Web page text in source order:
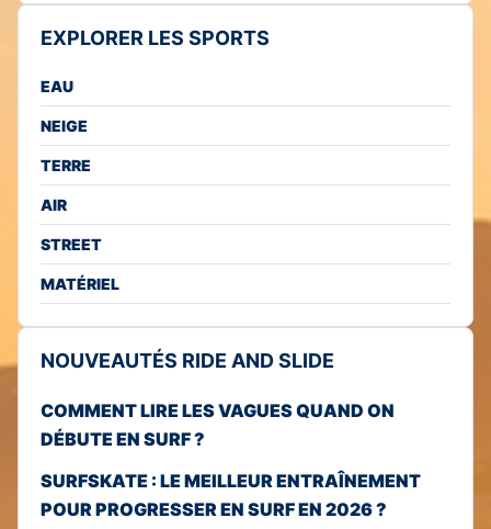
EXPLORER LES SPORTS
EAU
NEIGE
TERRE
AIR
STREET
MATÉRIEL
NOUVEAUTÉS RIDE AND SLIDE
COMMENT LIRE LES VAGUES QUAND ON
DÉBUTE EN SURF ?
SURFSKATE : LE MEILLEUR ENTRAÎNEMENT
POUR PROGRESSER EN SURF EN 2026 ?